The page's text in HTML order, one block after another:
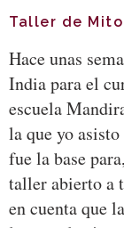
Taller de
Hace unas
India para el
escuela
la que yo
fue la base
taller abierto a
en cuenta que